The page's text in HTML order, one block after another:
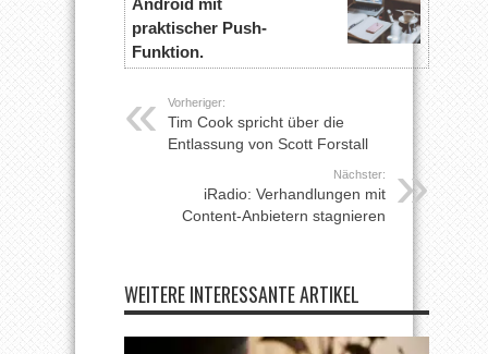
Android mit
praktischer Push-
Funktion.
Vorheriger:
Tim Cook spricht über die
Entlassung von Scott Forstall
Nächster:
iRadio: Verhandlungen mit
Content-Anbietern stagnieren
WEITERE INTERESSANTE ARTIKEL